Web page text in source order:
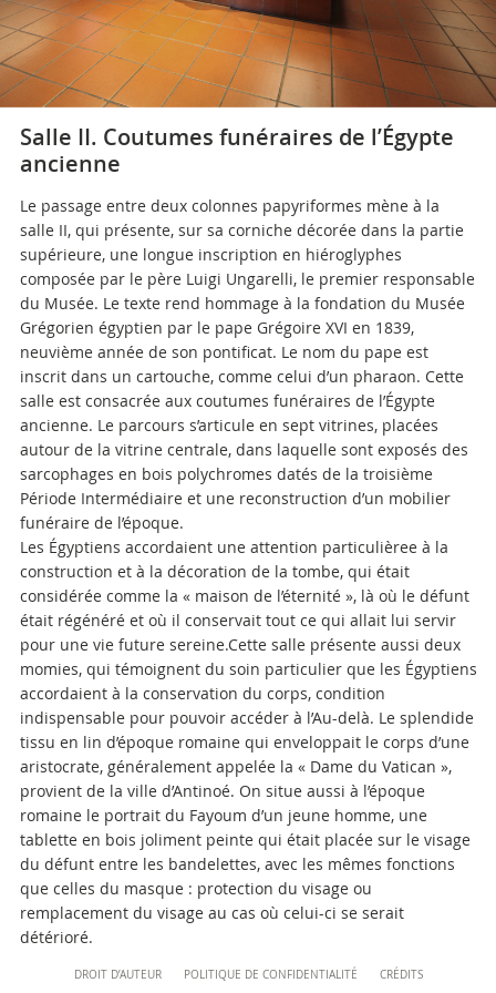
Salle II. Coutumes funéraires de l’Égypte
ancienne
Le passage entre deux colonnes papyriformes mène à la
salle II, qui présente, sur sa corniche décorée dans la partie
supérieure, une longue inscription en hiéroglyphes
composée par le père Luigi Ungarelli, le premier responsable
du Musée. Le texte rend hommage à la fondation du Musée
Grégorien égyptien par le pape Grégoire XVI en 1839,
neuvième année de son pontificat. Le nom du pape est
inscrit dans un cartouche, comme celui d’un pharaon. Cette
salle est consacrée aux coutumes funéraires de l’Égypte
ancienne. Le parcours s’articule en sept vitrines, placées
autour de la vitrine centrale, dans laquelle sont exposés des
sarcophages en bois polychromes datés de la troisième
Période Intermédiaire et une reconstruction d’un mobilier
funéraire de l’époque.
Les Égyptiens accordaient une attention particulièree à la
construction et à la décoration de la tombe, qui était
considérée comme la « maison de l’éternité », là où le défunt
était régénéré et où il conservait tout ce qui allait lui servir
pour une vie future sereine.Cette salle présente aussi deux
momies, qui témoignent du soin particulier que les Égyptiens
accordaient à la conservation du corps, condition
indispensable pour pouvoir accéder à l’Au-delà. Le splendide
tissu en lin d’époque romaine qui enveloppait le corps d’une
aristocrate, généralement appelée la « Dame du Vatican »,
provient de la ville d’Antinoé. On situe aussi à l’époque
romaine le portrait du Fayoum d’un jeune homme, une
tablette en bois joliment peinte qui était placée sur le visage
du défunt entre les bandelettes, avec les mêmes fonctions
que celles du masque : protection du visage ou
remplacement du visage au cas où celui-ci se serait
détérioré.
ContentDROIT D’AUTEUR POLITIQUE DE CONFIDENTIALITÉ CRÉDITS